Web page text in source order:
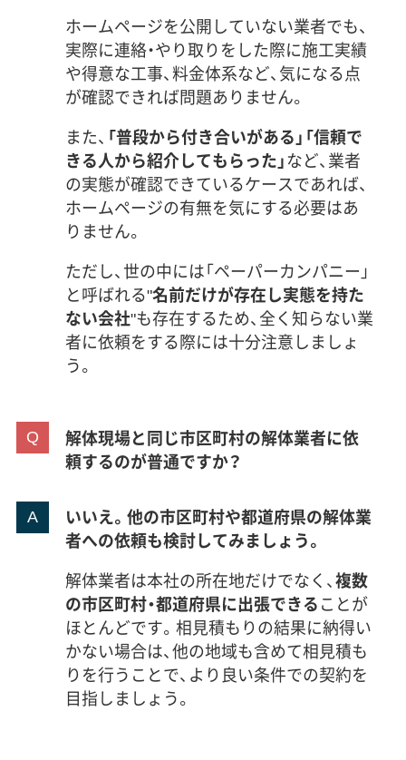
ホームページを公開していない業者でも、
実際に連絡・やり取りをした際に施工実績
や得意な工事、料金体系など、気になる点
が確認できれば問題ありません。
また、 「普段から付き合いがある」「信頼で
きる人から紹介してもらった」など、業者
の実態が確認できているケースであれば、
ホームページの有無を気にする必要はあ
りません。
ただし、世の中には「ペーパーカンパニー」
と呼ばれる"名前だけが存在し実態を持た
ない会社"も存在するため、全く知らない業
者に依頼をする際には十分注意しましょ
う。
解体現場と同じ市区町村の解体業者に依
頼するのが普通ですか？
いいえ。他の市区町村や都道府県の解体業
者への依頼も検討してみましょう。
解体業者は本社の所在地だけでなく、複数
の市区町村・都道府県に出張できることが
ほとんどです。相見積もりの結果に納得い
かない場合は、他の地域も含めて相見積も
りを行うことで、より良い条件での契約を
目指しましょう。